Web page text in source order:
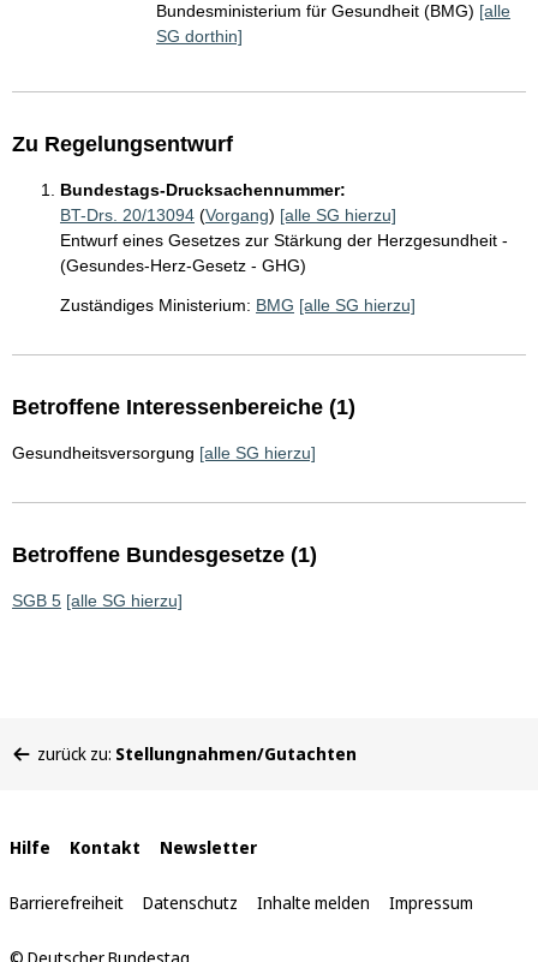
Bundesministerium für Gesundheit (BMG) [alle
SG dorthin]
Zu Regelungsentwurf
Bundestags-Drucksachennummer:
BT-Drs. 20/13094 (Vorgang) [alle SG hierzu]
Entwurf eines Gesetzes zur Stärkung der Herzgesundheit -
(Gesundes-Herz-Gesetz - GHG)
Zuständiges Ministerium: BMG [alle SG hierzu]
Betroffene Interessenbereiche (1)
Gesundheitsversorgung [alle SG hierzu]
Betroffene Bundesgesetze (1)
SGB 5 [alle SG hierzu]
befinden
zurück zu: Stellungnahmen/Gutachten
Interne
Links
Hilfe Kontakt Newsletter
Barrierefreiheit Datenschutz Inhalte melden Impressum